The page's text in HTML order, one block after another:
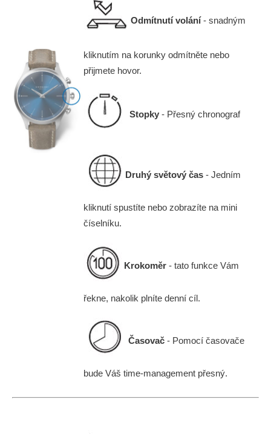
Odmítnutí volání - snadným
kliknutím na korunky odmítněte nebo
přijmete hovor.
Stopky - Přesný chronograf
Druhý světový čas - Jedním
kliknutí spustíte nebo zobrazíte na mini
číselníku.
Krokoměr - tato funkce Vám
řekne, nakolik plníte denní cíl.
Časovač - Pomocí časovače
bude Váš time-management přesný.